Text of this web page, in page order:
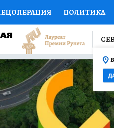
ПОЛИТИКА
СПОРТ
ДОКТОР ФИНАНСЫ
НА СПОРТ
ТЕЛЕВИЗОР